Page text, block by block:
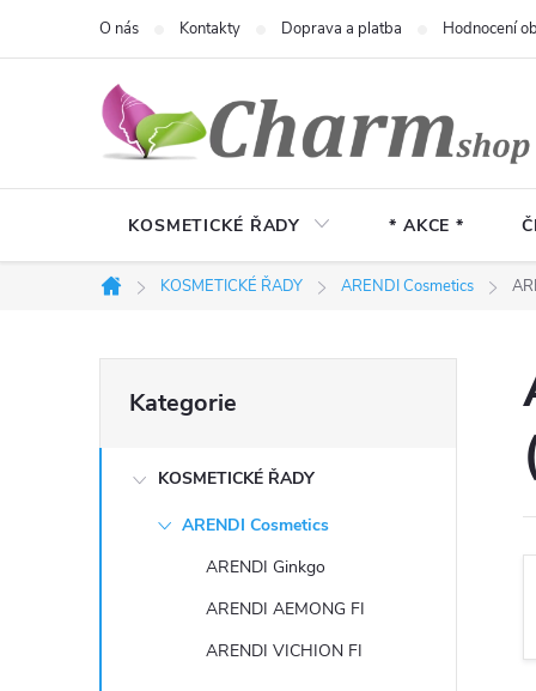
O nás Kontakty Doprava a platba Hodnocení
KOSMETICKÉ ŘADY * AKCE *
Domů
KOSMETICKÉ ŘADY ARENDI Cosmetics
o
kategorie
Kategorie
KOSMETICKÉ ŘADY
ARENDI Cosmetics
ARENDI Ginkgo
ARENDI AEMONG FI
ARENDI VICHION FI